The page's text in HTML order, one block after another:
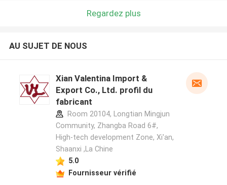
Regardez plus
AU SUJET DE NOUS
Xian Valentina Import &
Export Co., Ltd. profil du
fabricant
Room 20104, Longtian Mingjun
Community, Zhangba Road 6#,
High-tech development Zone, Xi'an,
Shaanxi ,La Chine
5.0
Fournisseur vérifié